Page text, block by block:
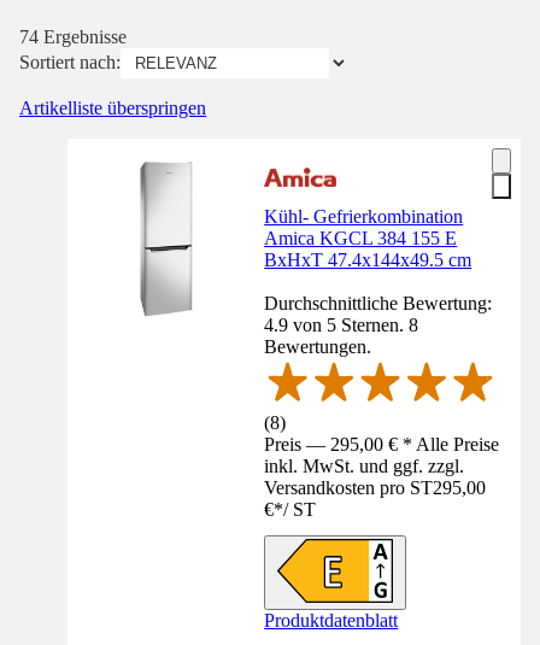
74 Ergebnisse
Sortiert nach:
Artikelliste überspringen
Kühl- Gefrierkombination
Amica KGCL 384 155 E
BxHxT 47.4x144x49.5 cm
Durchschnittliche Bewertung:
4.9 von 5 Sternen. 8
Bewertungen.
(8)
Preis — 295,00 € * Alle Preise
inkl. MwSt. und ggf. zzgl.
Versandkosten pro ST295,00
€*/ ST
Produktdatenblatt